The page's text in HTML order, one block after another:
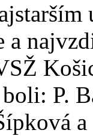
a
P.